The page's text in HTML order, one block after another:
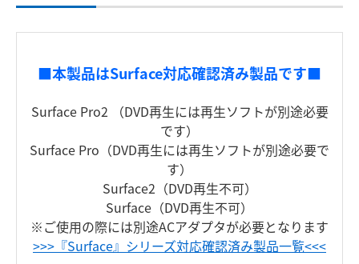
■本製品はSurface対応確認済み製品です■
Surface Pro2 （DVD再生には再生ソフトが別途必要
です）
Surface Pro（DVD再生には再生ソフトが別途必要で
す）
Surface2（DVD再生不可）
Surface（DVD再生不可）
※ご使用の際には別途ACアダプタが必要となります
>>>『Surface』シリーズ対応確認済み製品一覧<<<